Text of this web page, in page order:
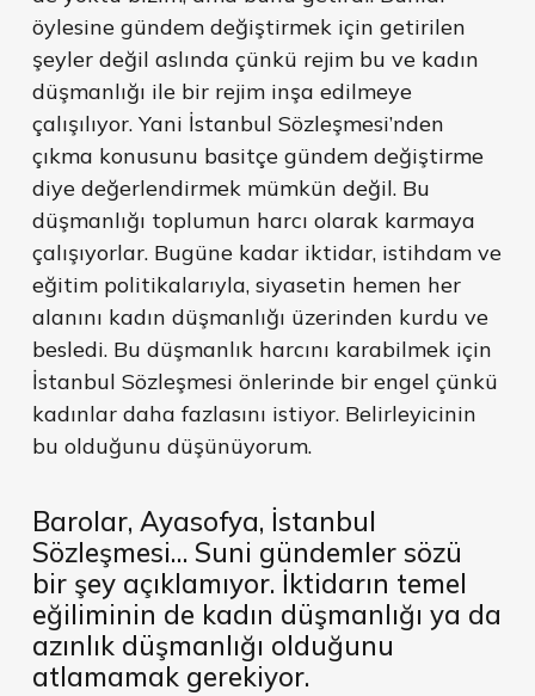
öylesine gündem değiştirmek için getirilen
şeyler değil aslında çünkü rejim bu ve kadın
düşmanlığı ile bir rejim inşa edilmeye
çalışılıyor. Yani İstanbul Sözleşmesi’nden
çıkma konusunu basitçe gündem değiştirme
diye değerlendirmek mümkün değil. Bu
düşmanlığı toplumun harcı olarak karmaya
çalışıyorlar. Bugüne kadar iktidar, istihdam ve
eğitim politikalarıyla, siyasetin hemen her
alanını kadın düşmanlığı üzerinden kurdu ve
besledi. Bu düşmanlık harcını karabilmek için
İstanbul Sözleşmesi önlerinde bir engel çünkü
kadınlar daha fazlasını istiyor. Belirleyicinin
bu olduğunu düşünüyorum.
Barolar, Ayasofya, İstanbul
Sözleşmesi… Suni gündemler sözü
bir şey açıklamıyor. İktidarın temel
eğiliminin de kadın düşmanlığı ya da
azınlık düşmanlığı olduğunu
atlamamak gerekiyor.